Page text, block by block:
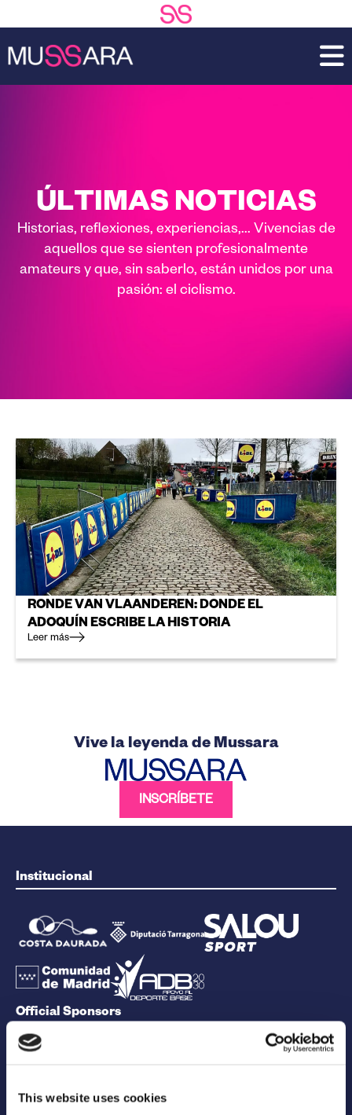
This website uses cookies
contenido
ÚLTIMAS NOTICIAS
Historias, reflexiones, experiencias,... Vivencias de
aquellos que se sienten profesionalmente
amateurs y que, sin saberlo, están unidos por una
pasión: el ciclismo.
RONDE VAN VLAANDEREN: DONDE EL
ADOQUÍN ESCRIBE LA HISTORIA
Leer más
Vive la leyenda de Mussara
INSCRÍBETE
Institucional
Official Sponsors